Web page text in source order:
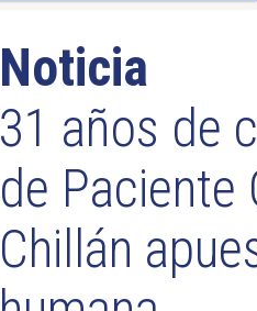
Noticia
31 años de
de
Chillán